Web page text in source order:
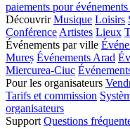
paiements pour
Découvrir Musique Loisirs
Conférence Artistes Lieux
Événements par ville
Mureș Événements Arad
Miercurea-Ciuc
Pour les organisateurs
Tarifs et commission
organisateurs
Support Questions